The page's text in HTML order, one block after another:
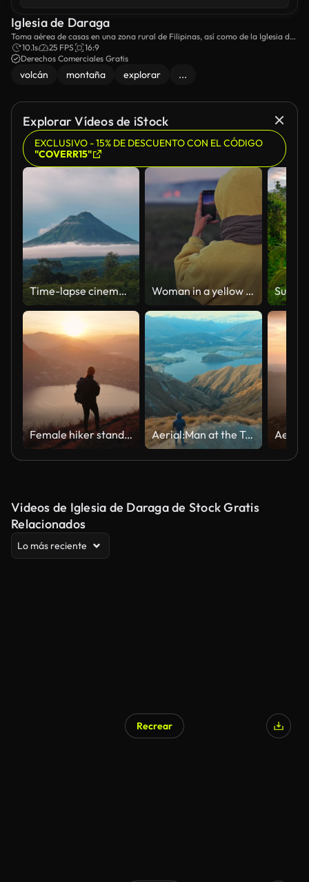
Iglesia de Daraga
Toma aérea de casas en una zona rural de Filipinas, así como de la Iglesia de
Daraga.
10.1s 25 FPS
16:9
Derechos Comerciales Gratis
volcán montaña explorar ...
Explorar Vídeos de iStock
EXCLUSIVO - 15% DE DESCUENTO CON EL CÓDIGO
"COVERR15"
Time-lapse cinemagraph / seamless video loop of the impressive Arenal Volcano at La Fortuna, Costa Rica. Little clouds are moving around the peak and volcanic smoke rises from it. The area is known for its hot springs and lush nature. Woman in a yellow blouse photographing a distant volcano eruption
Female hiker stands at viewpoint with arms wide open, enjoying view of sunset, lake and city below Aerial:Man at the Top of Mountain
Videos de Iglesia de Daraga de Stock Gratis
Relacionados
Lo más reciente
Recrear